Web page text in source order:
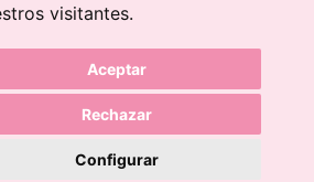
visitantes.
Aceptar
Rechazar
Configurar
Felina 2025
por Alicia Gosálbez